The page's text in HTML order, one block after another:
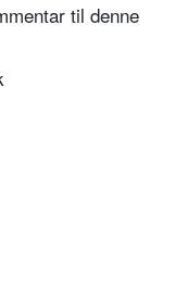
til denne